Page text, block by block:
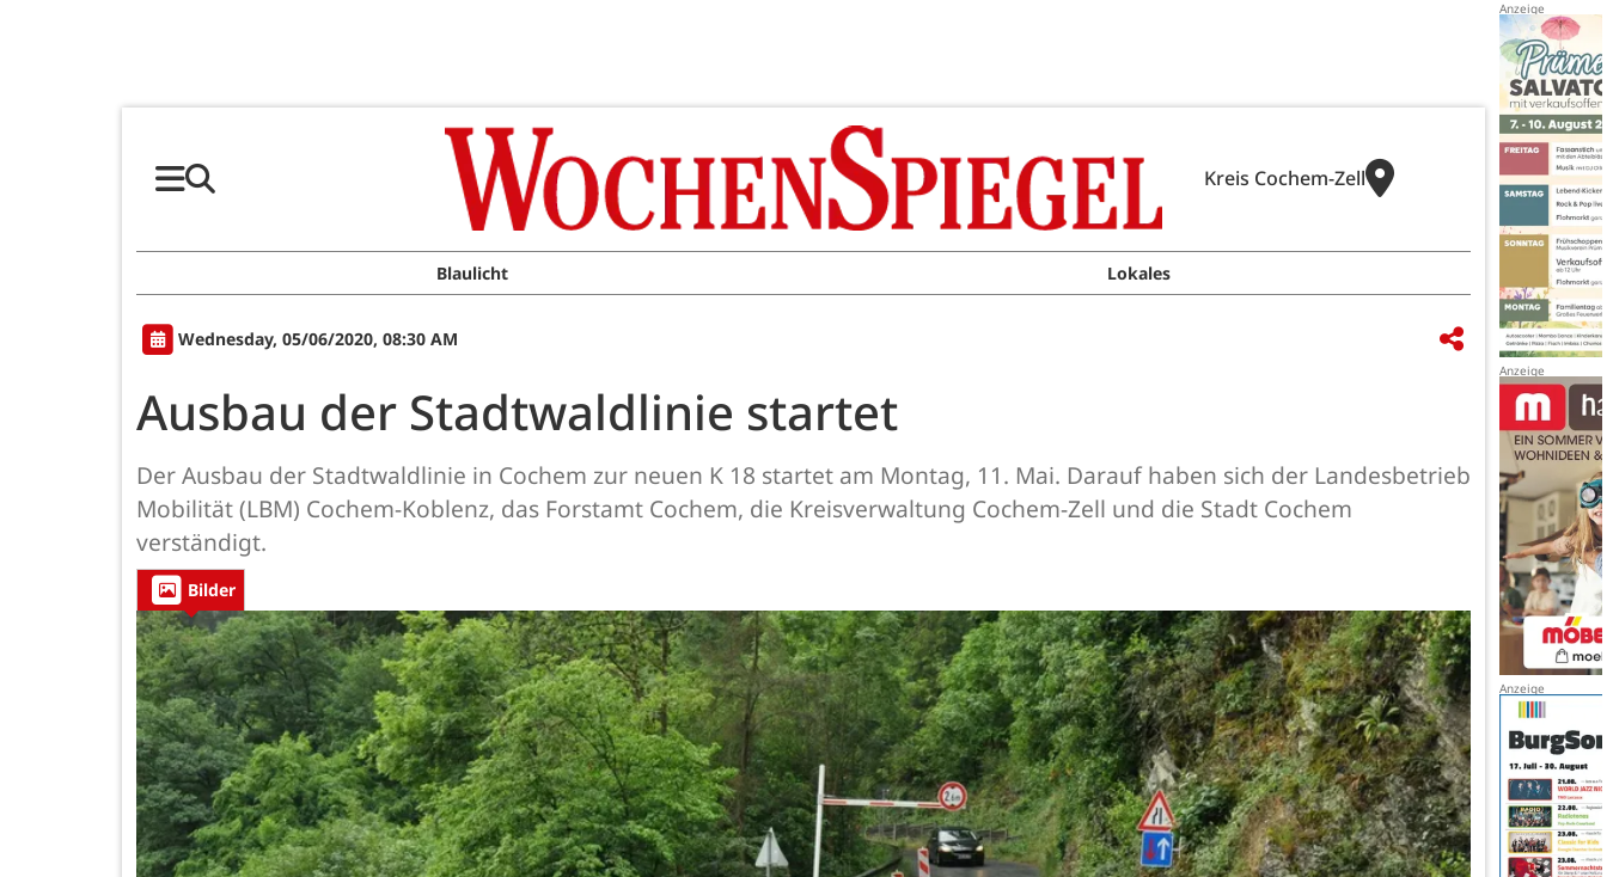
Kreis Cochem-Zell
Blaulicht Lokales
Wednesday, 05/06/2020, 08:30 AM
Ausbau der Stadtwaldlinie startet
Der Ausbau der Stadtwaldlinie in Cochem zur neuen K 18 startet am Montag, 11. Mai. Darauf haben sich der Landesbetrieb
Mobilität (LBM) Cochem-Koblenz, das Forstamt Cochem, die Kreisverwaltung Cochem-Zell und die Stadt Cochem
verständigt.
Bilder